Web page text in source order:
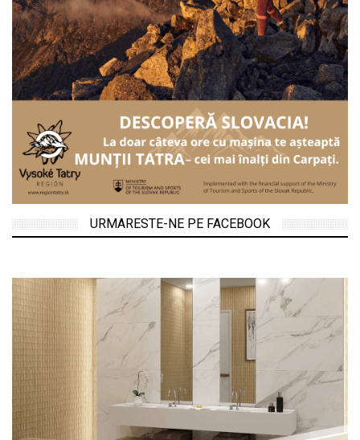
URMARESTE-NE PE FACEBOOK